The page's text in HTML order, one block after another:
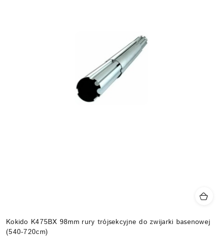
Kokido K475BX 98mm rury trójsekcyjne do zwijarki basenowej
(540-720cm)